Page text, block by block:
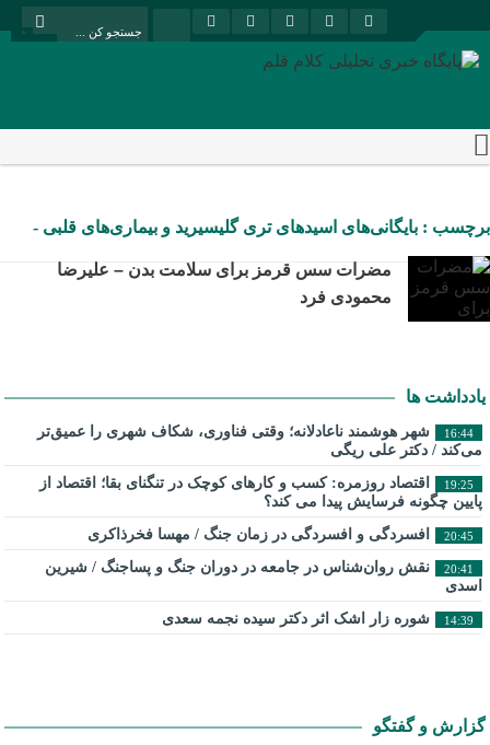
برچسب : بایگانی‌های اسیدهای تری گلیسیرید و بیماری‌های قلبی -
پایگاه خبری تحلیلی کلام قلم
مضرات سس قرمز برای سلامت بدن – علیرضا
محمودی فرد
یادداشت ها
16:44
شهر هوشمند ناعادلانه؛ وقتی فناوری، شکاف شهری را عمیق‌تر
می‌کند / دکتر علی ریگی
19:25
اقتصاد روزمره: کسب‌ و کارهای کوچک در تنگنای بقا؛ اقتصاد از
پایین چگونه فرسایش پیدا می کند؟
20:45 افسردگی و افسردگی در زمان جنگ / مهسا فخرذاکری
20:41
نقش روان‌شناس در جامعه در دوران جنگ و پساجنگ / شیرین
اسدی
14:39 شوره زار اشک اثر دکتر سیده نجمه سعدی
گزارش و گفتگو